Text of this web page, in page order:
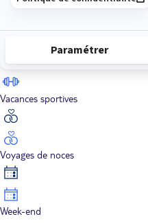
Vacances sportives
Voyages de noces
Week-end